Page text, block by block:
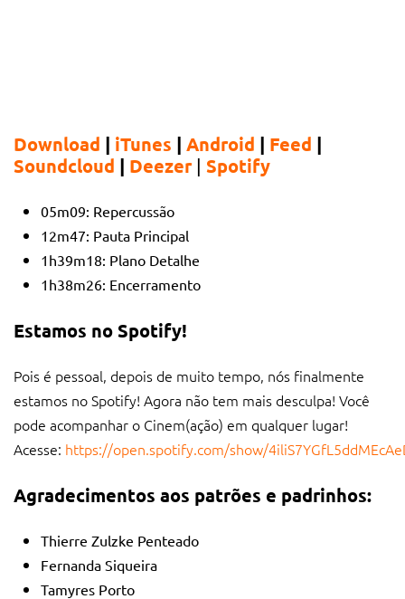
Download | iTunes | Android | Feed |
Soundcloud | Deezer| Spotify
05m09: Repercussão
12m47: Pauta Principal
1h39m18: Plano Detalhe
1h38m26: Encerramento
Estamos no Spotify!
Pois é pessoal, depois de muito tempo, nós finalmente
estamos no Spotify! Agora não tem mais desculpa! Você
pode acompanhar o Cinem(ação) em qualquer lugar!
Acesse: https://open.spotify.com/show/
Agradecimentos aos patrões e padrinhos:
Thierre Zulzke Penteado
Fernanda Siqueira
Tamyres Porto